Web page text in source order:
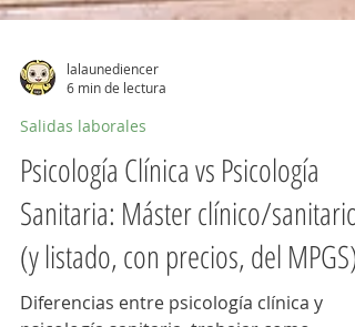
lalaunediencer
6 min de lectura
Salidas laborales
Psicología Clínica vs Psicología
Sanitaria: Máster clínico/sanitario
(y listado, con precios, del MPGS)